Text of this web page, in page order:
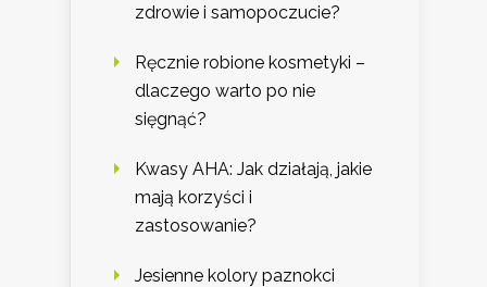
zdrowie i samopoczucie?
Ręcznie robione kosmetyki –
dlaczego warto po nie
sięgnąć?
Kwasy AHA: Jak działają, jakie
mają korzyści i
zastosowanie?
Jesienne kolory paznokci